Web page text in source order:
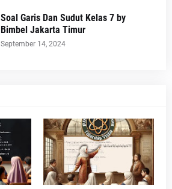
Soal Garis Dan Sudut Kelas 7 by
Bimbel Jakarta Timur
September 14, 2024